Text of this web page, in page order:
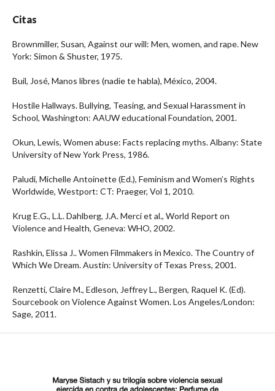
Citas
Brownmiller, Susan, Against our will: Men, women, and rape. New
York: Simon & Shuster, 1975.
Buil, José, Manos libres (nadie te habla), México, 2004.
Hostile Hallways. Bullying, Teasing, and Sexual Harassment in
School, Washington: AAUW educational Foundation, 2001.
Okun, Lewis, Women abuse: Facts replacing myths. Albany: State
University of New York Press, 1986.
Paludi, Michelle Antoinette (Ed.), Feminism and Women’s Rights
Worldwide, Westport: CT: Praeger, Vol 1, 2010.
Krug E.G., L.L. Dahlberg, J.A. Merci et al., World Report on
Violence and Health, Geneva: WHO, 2002.
Rashkin, Elissa J.. Women Filmmakers in Mexico. The Country of
Which We Dream. Austin: University of Texas Press, 2001.
Renzetti, Claire M., Edleson, Jeffrey L., Bergen, Raquel K. (Ed).
Sourcebook on Violence Against Women. Los Angeles/London:
Sage, 2011.